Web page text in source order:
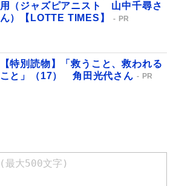
用（ジャズピアニスト 山中千尋さ
ん）【LOTTE TIMES】
PR
【特別読物】「救うこと、救われる
こと」（17） 角田光代さん
PR